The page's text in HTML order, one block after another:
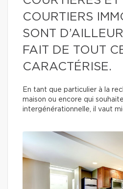
COURTIERS
SONT
FAIT DE TOUT
CARACTÉRISE.
En tant que particulier à la
maison ou encore qui
intergénérationnelle, il vaut